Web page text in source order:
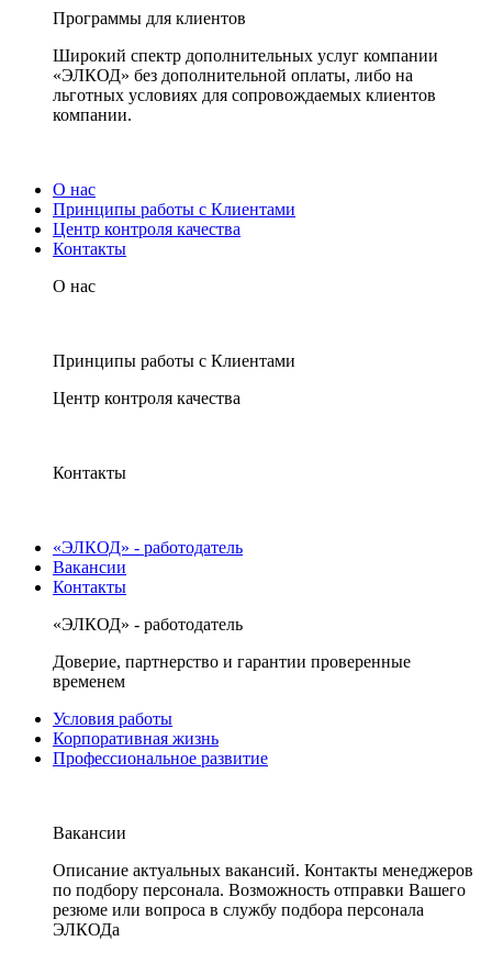
Программы для клиентов
Широкий спектр дополнительных услуг компании
«ЭЛКОД» без дополнительной оплаты, либо на
льготных условиях для сопровождаемых клиентов
компании.
О нас
Принципы работы с Клиентами
Центр контроля качества
Контакты
О нас
Принципы работы с Клиентами
Центр контроля качества
Контакты
«ЭЛКОД» - работодатель
Вакансии
Контакты
«ЭЛКОД» - работодатель
Доверие, партнерство и гарантии проверенные
временем
Условия работы
Корпоративная жизнь
Профессиональное развитие
Вакансии
Описание актуальных вакансий. Контакты менеджеров
по подбору персонала. Возможность отправки Вашего
резюме или вопроса в службу подбора персонала
ЭЛКОДа